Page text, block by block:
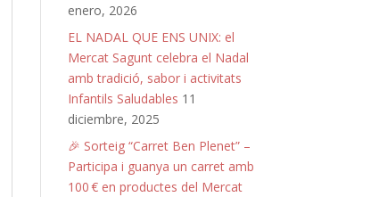
enero, 2026
EL NADAL QUE ENS UNIX: el
Mercat Sagunt celebra el Nadal
amb tradició, sabor i activitats
Infantils Saludables 11
diciembre, 2025
🎉 Sorteig “Carret Ben Plenet” –
Participa i guanya un carret amb
100 € en productes del Mercat